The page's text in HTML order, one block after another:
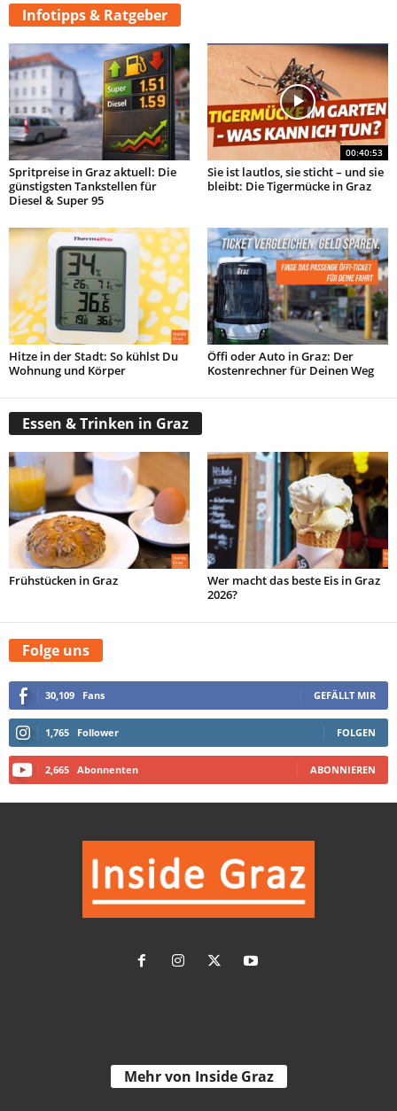
Infotipps & Ratgeber
Spritpreise in Graz aktuell: Die
günstigsten Tankstellen für
Diesel & Super 95
00:40:53
Sie ist lautlos, sie sticht – und sie
bleibt: Die Tigermücke in Graz
Hitze in der Stadt: So kühlst Du
Wohnung und Körper
Öffi oder Auto in Graz: Der
Kostenrechner für Deinen Weg
Essen & Trinken in Graz
Frühstücken in Graz
Wer macht das beste Eis in Graz
2026?
Folge uns
30,109 Fans GEFÄLLT MIR
1,765 Follower FOLGEN
2,665 Abonnenten ABONNIEREN
Mehr von Inside Graz